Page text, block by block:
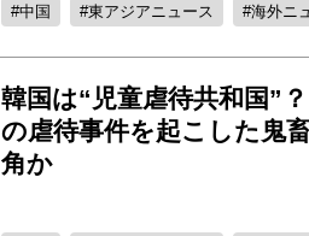
中国 東アジアニュース 海外ニ
韓国は“児童虐待共和国”
の虐待事件を起こした鬼
角か